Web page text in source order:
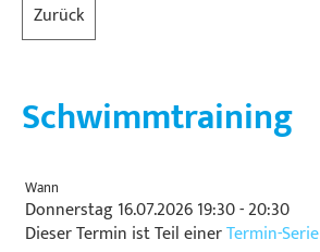
Zurück
Schwimmtraining
Wann
Donnerstag 16.07.2026 19:30 - 20:30
Dieser Termin ist Teil einerTermin-Serie